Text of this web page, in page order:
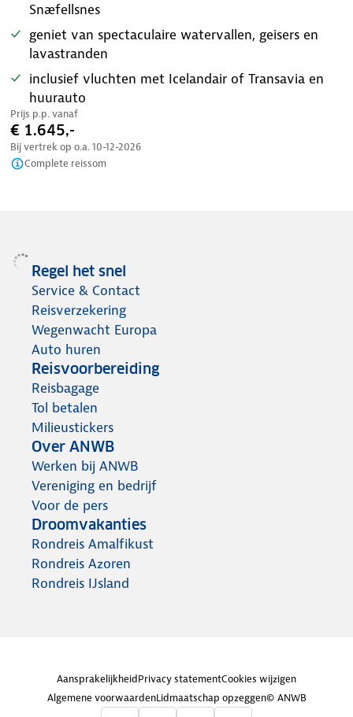
Snæfellsnes
geniet van spectaculaire watervallen, geisers en
lavastranden
inclusief vluchten met Icelandair of Transavia en
huurauto
Prijs p.p. vanaf
€ 1.645,-
Bij vertrek op o.a. 10-12-2026
Complete reissom
Regel het snel
Service & Contact
Reisverzekering
Wegenwacht Europa
Auto huren
Reisvoorbereiding
Reisbagage
Tol betalen
Milieustickers
Over ANWB
Werken bij ANWB
Vereniging en bedrijf
Voor de pers
Droomvakanties
Rondreis Amalfikust
Rondreis Azoren
Rondreis IJsland
AansprakelijkheidPrivacy statementCookies wijzigen
Algemene voorwaardenLidmaatschap opzeggen© ANWB